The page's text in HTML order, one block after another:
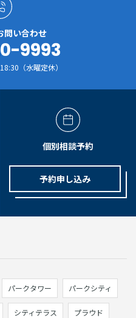
問い合わせ
9993
（水曜定休）
個別相談予約
予約申し込み
パークタワー パークシティ
シティテラス プラウド